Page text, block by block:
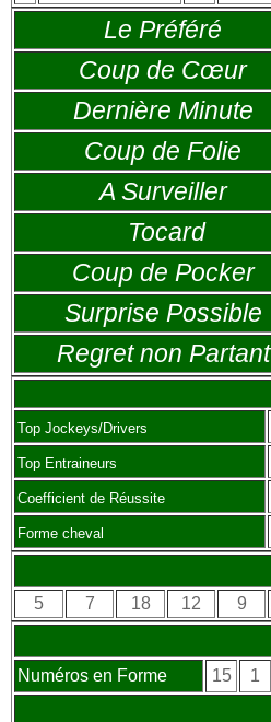
Le Préféré
Coup de Cœur
Dernière Minute
Coup de Folie
A Surveiller
Tocard
Coup de Pocker
Surprise Possible
Regret non Partant
Top Jockeys/Drivers
Top Entraineurs
Coefficient de Réussite
Forme cheval
5 7 18 12 9
Numéros en Forme 15 1